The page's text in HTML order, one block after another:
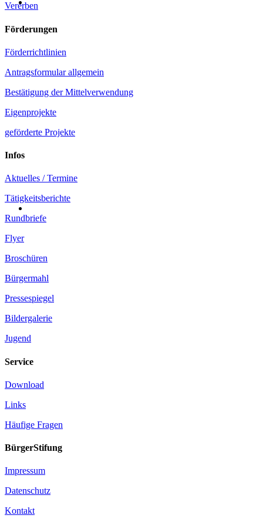
Vererben
Förderungen
Förderrichtlinien
Antragsformular allgemein
Bestätigung der Mittelverwendung
Eigenprojekte
geförderte Projekte
Infos
Aktuelles / Termine
Tätigkeitsberichte
Rundbriefe
Flyer
Broschüren
Bürgermahl
Pressespiegel
Bildergalerie
Jugend
Service
Download
Links
Häufige Fragen
BürgerStifung
Impressum
Datenschutz
Kontakt